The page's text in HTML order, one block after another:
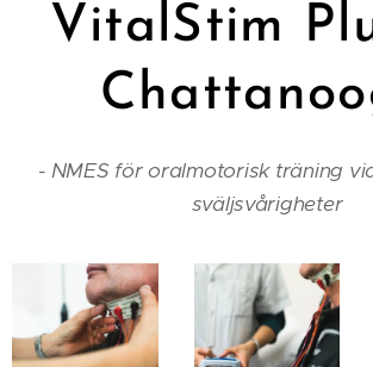
VitalStim
- NMES för oralmotorisk träning
sväljsvårigheter